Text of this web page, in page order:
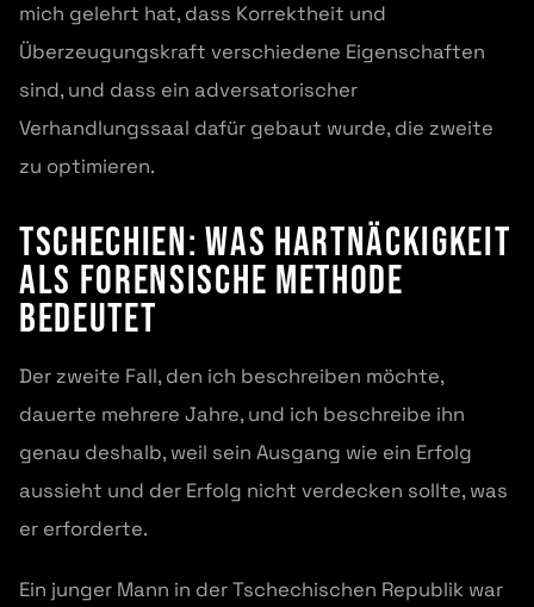
mich gelehrt hat, dass Korrektheit und
Überzeugungskraft verschiedene Eigenschaften
sind, und dass ein adversatorischer
Verhandlungssaal dafür gebaut wurde, die zweite
zu optimieren.
Tschechien: Was Hartnäckigkeit
als forensische Methode
bedeutet
Der zweite Fall, den ich beschreiben möchte,
dauerte mehrere Jahre, und ich beschreibe ihn
genau deshalb, weil sein Ausgang wie ein Erfolg
aussieht und der Erfolg nicht verdecken sollte, was
er erforderte.
Ein junger Mann in der Tschechischen Republik war